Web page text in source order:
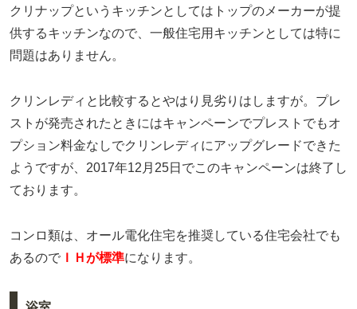
クリナップというキッチンとしてはトップのメーカーが提
供するキッチンなので、一般住宅用キッチンとしては特に
問題はありません。
クリンレディと比較するとやはり見劣りはしますが。プレ
ストが発売されたときにはキャンペーンでプレストでもオ
プション料金なしでクリンレディにアップグレードできた
ようですが、2017年12月25日でこのキャンペーンは終了し
ております。
コンロ類は、オール電化住宅を推奨している住宅会社でも
あるので ＩＨが標準になります。